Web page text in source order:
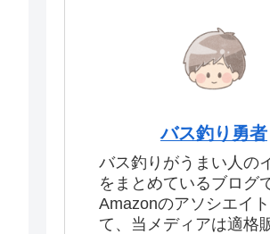
バス釣り勇者
バス釣りがうまい人の
をまとめているブログ
Amazonのアソシエイ
て、当メディアは適格